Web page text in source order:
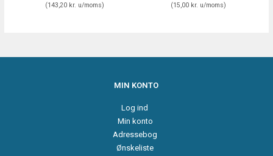
(143,20 kr. u/moms) (15,00 kr. u/moms)
MIN KONTO
Log ind
Min konto
Adressebog
Ønskeliste